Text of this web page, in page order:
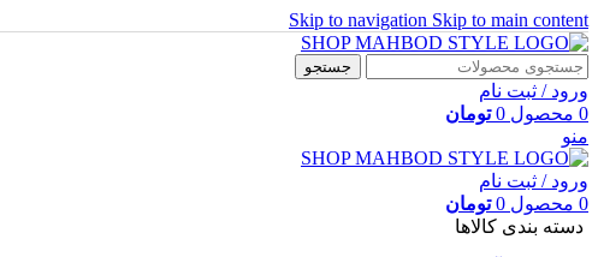
Skip to navigation Skip to main content
جستجو
ورود / ثبت نام
0 محصول 0 تومان
منو
ورود / ثبت نام
0 محصول 0 تومان
دسته بندی کالاها